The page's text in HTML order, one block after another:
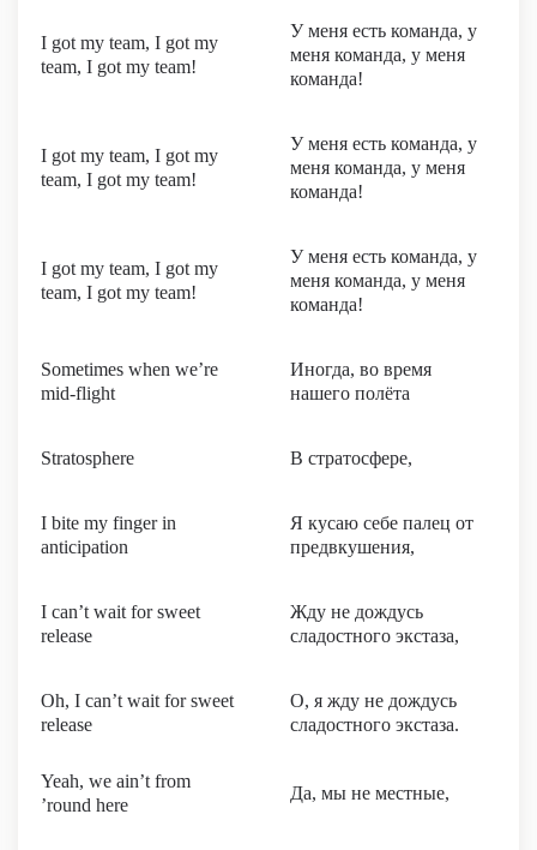
I got my team, I got my
team, I got my team!
У меня есть команда, у
меня команда, у меня
команда!
I got my team, I got my
team, I got my team!
У меня есть команда, у
меня команда, у меня
команда!
I got my team, I got my
team, I got my team!
У меня есть команда, у
меня команда, у меня
команда!
Sometimes when we’re
mid-flight
Иногда, во время
нашего полёта
Stratosphere В стратосфере,
I bite my finger in
anticipation
Я кусаю себе палец от
предвкушения,
I can’t wait for sweet
release
Жду не дождусь
сладостного экстаза,
Oh, I can’t wait for sweet
release
О, я жду не дождусь
сладостного экстаза.
Yeah, we ain’t from
’round here
Да, мы не местные,